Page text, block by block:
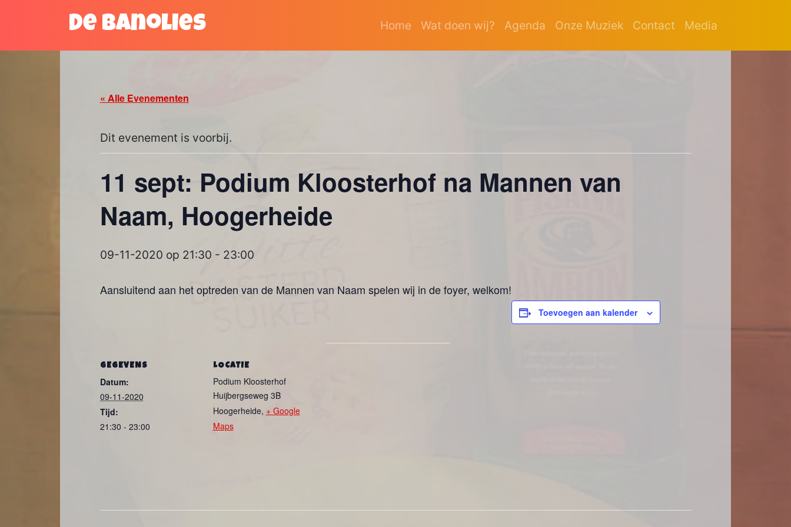
De Banolies Home Wat doen wij? Agenda Onze Muziek Contact Media
« Alle Evenementen
Dit evenement is voorbij.
11 sept: Podium Kloosterhof na Mannen van
Naam, Hoogerheide
09-11-2020 op 21:30 - 23:00
Aansluitend aan het optreden van de Mannen van Naam spelen wij in de foyer, welkom!
Toevoegen aan kalender
GEGEVENS
Datum:
09-11-2020
Tijd:
21:30 - 23:00
LOCATIE
Podium Kloosterhof
Huijbergseweg 3B
Hoogerheide, + Google
Maps